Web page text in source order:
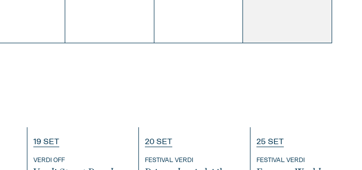
19 SET
VERDI OFF
20 SET
FESTIVAL VERDI
25 SET
FESTIVAL VERDI